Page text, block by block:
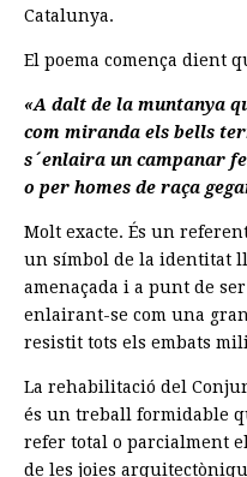
Catalunya.
El poema comença dient
«A dalt de la muntanya
com miranda els bells
s´enlaira un campanar
o per homes de raça
Molt exacte. És un
un símbol de la identitat
amenaçada i a punt de
enlairant-se com una
resistit tots els embats
La rehabilitació del
és un treball formidable
refer total o parcialment
de les joies